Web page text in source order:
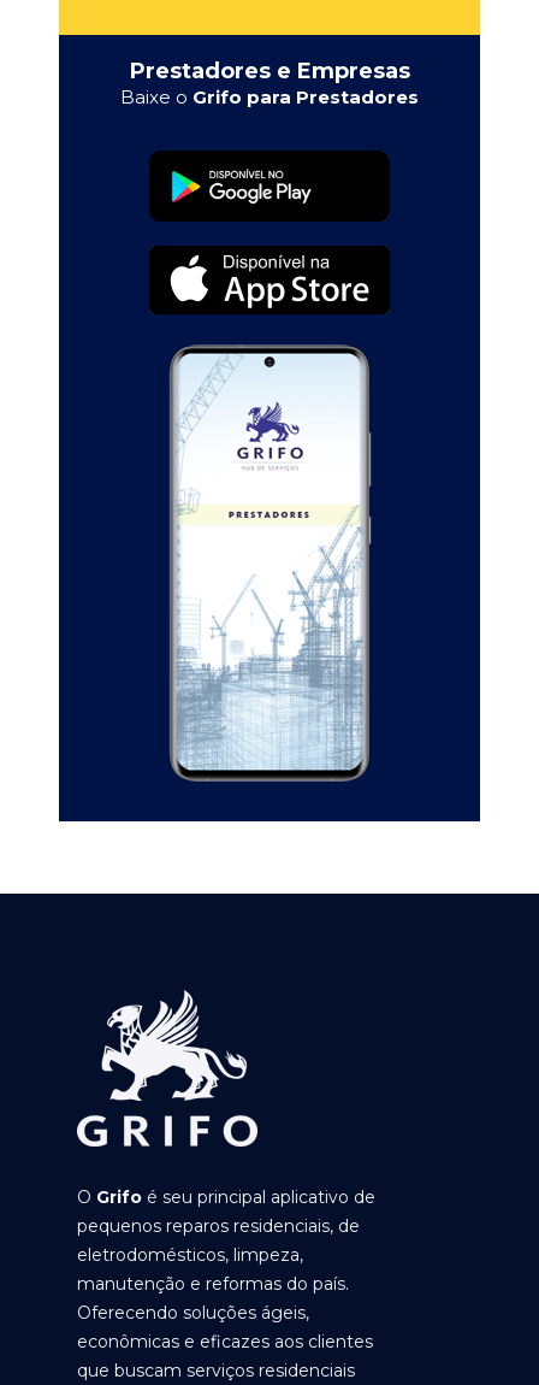
Prestadores e Empresas
Baixe o Grifo para Prestadores
O Grifo é seu principal aplicativo de
pequenos reparos residenciais, de
eletrodomésticos, limpeza,
manutenção e reformas do país.
Oferecendo soluções ágeis,
econômicas e eficazes aos clientes
que buscam serviços residenciais